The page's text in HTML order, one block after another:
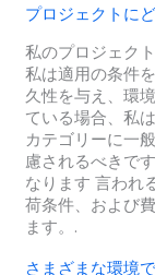
プロジェクトに
私のプロジェク
私は適用の条件
久性を与え、環
ている場合、私
カテゴリーに一
慮されるべきで
なります 言われ
荷条件、および
ます。.
さまざまな環境